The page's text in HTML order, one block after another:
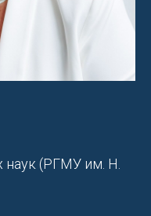
наук (РГМУ им. Н.